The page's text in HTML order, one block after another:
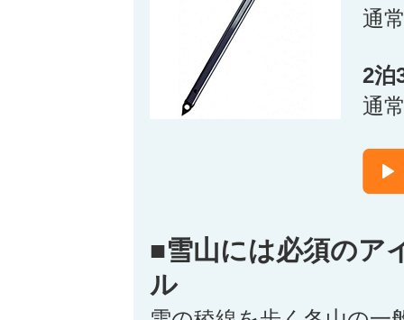
通
2泊
通
■雪山には必須のア
ル